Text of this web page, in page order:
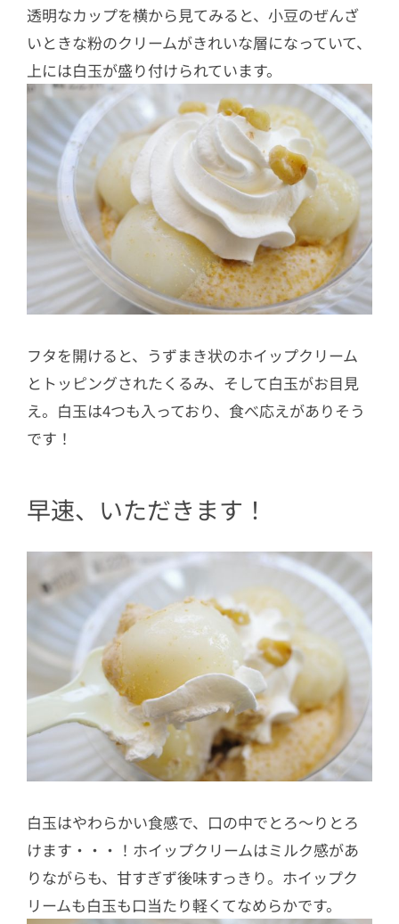
透明なカップを横から見てみると、小豆のぜんざ
いときな粉のクリームがきれいな層になっていて、
上には白玉が盛り付けられています。
フタを開けると、うずまき状のホイップクリーム
とトッピングされたくるみ、そして白玉がお目見
え。白玉は4つも入っており、食べ応えがありそう
です！
早速、いただきます！
白玉はやわらかい食感で、口の中でとろ～りとろ
けます・・・！ホイップクリームはミルク感があ
りながらも、甘すぎず後味すっきり。ホイップク
リームも白玉も口当たり軽くてなめらかです。